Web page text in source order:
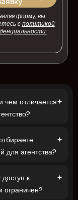
форму, вы
сполитикой
чем отличается
для агентства?
к
ограничен?